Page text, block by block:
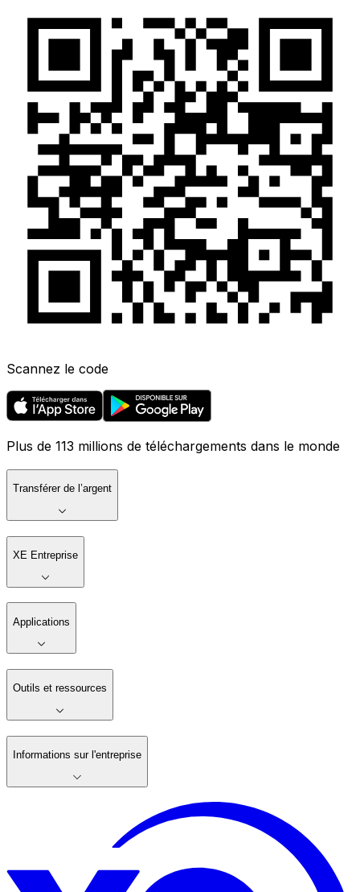
Scannez le code
Plus de 113 millions de téléchargements dans le monde
Transférer de l’argent
XE Entreprise
Applications
Outils et ressources
Informations sur l'entreprise